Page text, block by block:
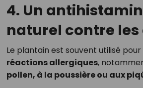
4. Un
naturel contre
Le plantain est souvent utilisé pour
réactions allergiques,
pollen, à la poussière ou aux